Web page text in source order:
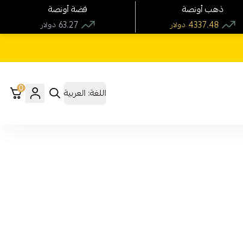
اللغة: العربية 0
فضة أونصة
دولار 63.27
ذهب أونصة
دولار 4337.48